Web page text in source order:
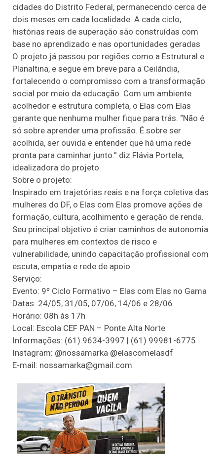
cidades do Distrito Federal, permanecendo cerca de
dois meses em cada localidade. A cada ciclo,
histórias reais de superação são construídas com
base no aprendizado e nas oportunidades geradas
O projeto já passou por regiões como a Estrutural e
Planaltina, e segue em breve para a Ceilândia,
fortalecendo o compromisso com a transformação
social por meio da educação. Com um ambiente
acolhedor e estrutura completa, o Elas com Elas
garante que nenhuma mulher fique para trás. “Não é
só sobre aprender uma profissão. É sobre ser
acolhida, ser ouvida e entender que há uma rede
pronta para caminhar junto.” diz Flávia Portela,
idealizadora do projeto.
Sobre o projeto:
Inspirado em trajetórias reais e na força coletiva das
mulheres do DF, o Elas com Elas promove ações de
formação, cultura, acolhimento e geração de renda.
Seu principal objetivo é criar caminhos de autonomia
para mulheres em contextos de risco e
vulnerabilidade, unindo capacitação profissional com
escuta, empatia e rede de apoio.
Serviço:
Evento: 9º Ciclo Formativo – Elas com Elas no Gama
Datas: 24/05, 31/05, 07/06, 14/06 e 28/06
Horário: 08h às 17h
Local: Escola CEF PAN – Ponte Alta Norte
Informações: (61) 9634-3997 | (61) 99981-6775
Instagram: @nossamarka @elascomelasdf
E-mail: nossamarka@gmail.com